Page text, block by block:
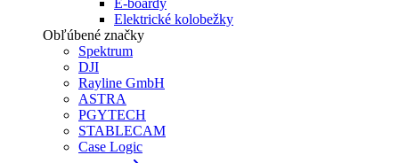
E-boardy
Elektrické kolobežky
Obľúbené značky
Spektrum
DJI
Rayline GmbH
ASTRA
PGYTECH
STABLECAM
Case Logic